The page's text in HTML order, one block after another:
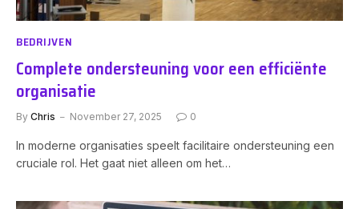
BEDRIJVEN
Complete ondersteuning voor een efficiënte
organisatie
By Chris November 27, 2025 0
In moderne organisaties speelt facilitaire ondersteuning een
cruciale rol. Het gaat niet alleen om het…